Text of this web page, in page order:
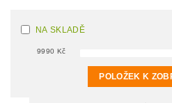
NA SKLADĚ
9990 Kč
POLOŽEK K